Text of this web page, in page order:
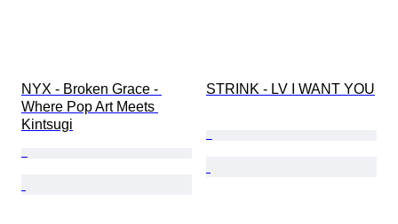
NYX - Broken Grace -
Where Pop Art Meets
Kintsugi
STRINK - LV I WANT YOU